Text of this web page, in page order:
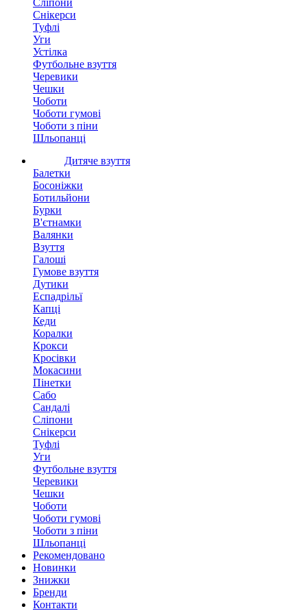
Сліпони
Снікерси
Туфлі
Уги
Устілка
Футбольне взуття
Черевики
Чешки
Чоботи
Чоботи гумові
Чоботи з піни
Шльопанці
Дитяче взуття
Балетки
Босоніжки
Ботильйони
Бурки
В'єтнамки
Валянки
Взуття
Галоші
Гумове взуття
Дутики
Еспадрільї
Капці
Кеди
Коралки
Крокси
Кросівки
Мокасини
Пінетки
Сабо
Сандалі
Сліпони
Снікерси
Туфлі
Уги
Футбольне взуття
Черевики
Чешки
Чоботи
Чоботи гумові
Чоботи з піни
Шльопанці
Рекомендовано
Новинки
Знижки
Бренди
Контакти